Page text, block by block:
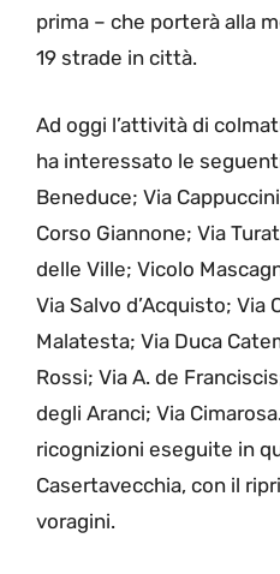
prima – che porterà alla
19 strade in città.
Ad oggi l’attività di
ha interessato le
Beneduce; Via
Corso Giannone; Via
delle Ville; Vicolo
Via Salvo d’Acquisto; Via
Malatesta; Via Duca
Rossi; Via A. de
degli Aranci; Via
ricognizioni eseguite in
Casertavecchia, con il
voragini.